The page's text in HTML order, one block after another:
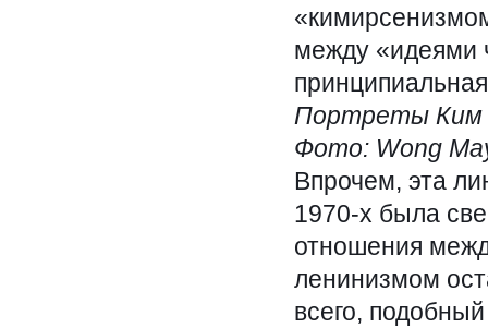
между «идеями
Портреты Ким
Фото: Wong
Впрочем, эта
1970-х была
отношения
ленинизмом
всего,